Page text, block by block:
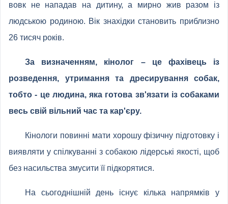
вовк не нападав на дитину, а мирно жив разом із
людською родиною. Вік знахідки становить приблизно
26 тисяч років.
За визначенням, кінолог – це фахівець із
розведення, утримання та дресирування собак,
тобто - це людина, яка готова зв'язати із собаками
весь свій вільний час та кар'єру.
Кінологи повинні мати хорошу фізичну підготовку і
виявляти у спілкуванні з собакою лідерські якості, щоб
без насильства змусити її підкорятися.
На сьогоднішній день існує кілька напрямків у